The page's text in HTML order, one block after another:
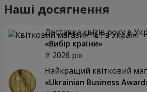
Наші досягнення
Доставка квітів року в
«Вибір країни»
2026 рік
Найкращий квітковий
«Ukrainian Business